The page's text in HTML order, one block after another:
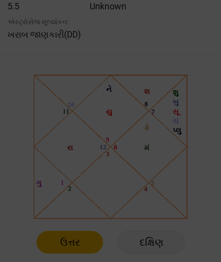
5.5 Unknown
એસ્ટ્રોસેજ મૂલ્યાંકન:
ખરાબ જાણકારી(DD)
ઉત્તર દક્ષિણ